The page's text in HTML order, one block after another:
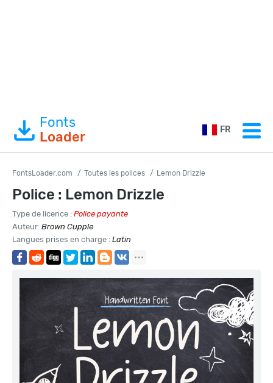
Fonts
Loader
FR
FontsLoader.com Toutes les polices Lemon Drizzle
Police : Lemon Drizzle
Type de licence : Police payante
Auteur: Brown Cupple
Langues prises en charge : Latin